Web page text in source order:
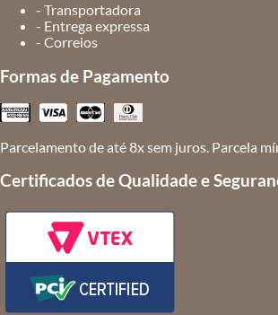
- Transportadora
- Entrega expressa
- Correios
Formas de Pagamento
Parcelamento de até 8x sem juros. Parcela
Certificados de Qualidade e